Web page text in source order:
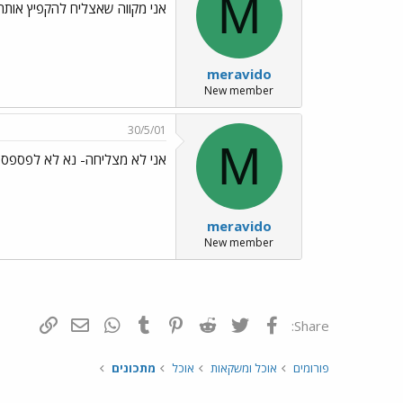
M
meravido
New member
אני מקווה שאצליח להקפיץ
M
meravido
New member
30/5/01
אני לא מצליחה- נא לא לפספס
Share: פייסבוק Twitter
Reddit
Pinterest
Tumblr
WhatsAppדואר אלקטרוני
פורומים אוכל ומשקאות אוכל מתכונים